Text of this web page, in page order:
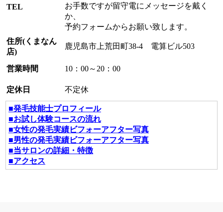
TEL
お手数ですが留守電にメッセージを戴く
か、
予約フォームからお願い致します。
住所(くまなん
店)
鹿児島市上荒田町38-4 電算ビル503
営業時間 10：00～20：00
定休日 不定休
■発毛技能士プロフィール
■お試し体験コースの流れ
■女性の発毛実績ビフォーアフター写真
■男性の発毛実績ビフォーアフター写真
■当サロンの詳細・特徴
■アクセス